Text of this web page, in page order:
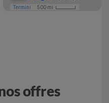
offres